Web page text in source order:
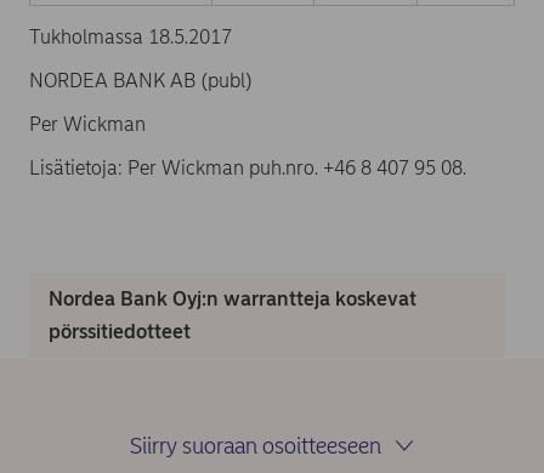
Tukholmassa 18.5.2017
NORDEA BANK AB (publ)
Per Wickman
Lisätietoja: Per Wickman puh.nro. +46 8 407 95 08.
Nordea Bank Oyj:n warrantteja koskevat
pörssitiedotteet
Siirry suoraan osoitteeseen